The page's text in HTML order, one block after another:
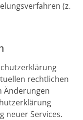
(z.
rechtlichen
Änderungen
neuer Services.